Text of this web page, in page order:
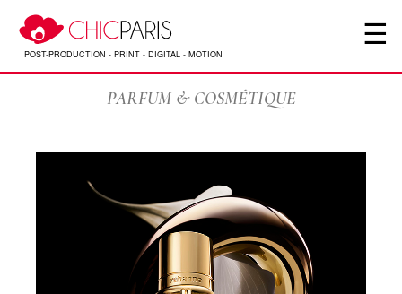
POST-PRODUCTION - PRINT - DIGITAL - MOTION
☰
PARFUM & COSMÉTIQUE